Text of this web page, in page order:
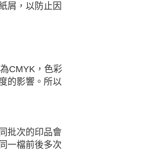
屑，以防止因
CMYK，色彩
的影響。所以
批次的印品會
一檔前後多次